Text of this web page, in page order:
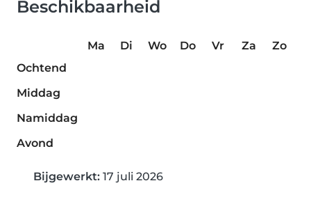
Beschikbaarheid
Ma Di Wo Do Vr Za
Zo
Ochtend
Middag
Namiddag
Avond
Bijgewerkt: 17 juli 2026